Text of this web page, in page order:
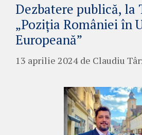
Dezbatere publică, la
„Poziția României în
Europeană”
13 aprilie 2024 de Claudiu